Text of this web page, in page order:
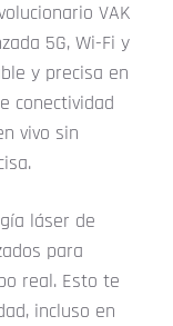
VAK
5G, Wi-Fi y
y precisa en
conectividad
vivo sin
láser de
para
real. Esto te
incluso en